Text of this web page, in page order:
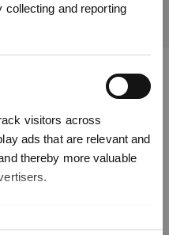
and reporting
visitors across
ads that are relevant and
thereby more valuable
Scarica l'app ECOVACS